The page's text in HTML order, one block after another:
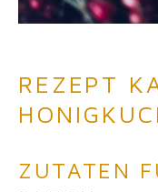
REZEPT
ZUTATEN